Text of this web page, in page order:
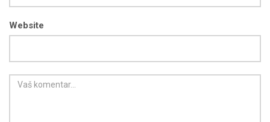
Website